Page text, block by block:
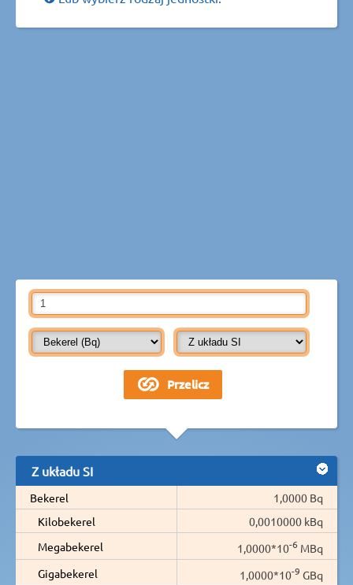
Z układu SI
Bekerel
1,0000 Bq
Kilobekerel
0,0010000 kBq
Megabekerel
1,0000*10-6 MBq
Gigabekerel
1,0000*10-9 GBq